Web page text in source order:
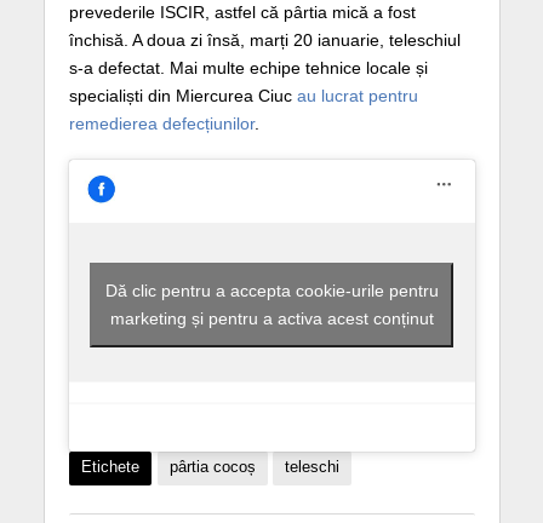
prevederile ISCIR, astfel că pârtia mică a fost
închisă. A doua zi însă, marți 20 ianuarie, teleschiul
s-a defectat. Mai multe echipe tehnice locale și
specialiști din Miercurea Ciuc au lucrat pentru
remedierea defecțiunilor.
Dă clic pentru a accepta cookie-urile pentru
marketing și pentru a activa acest conținut
Etichete pârtia cocoș teleschi